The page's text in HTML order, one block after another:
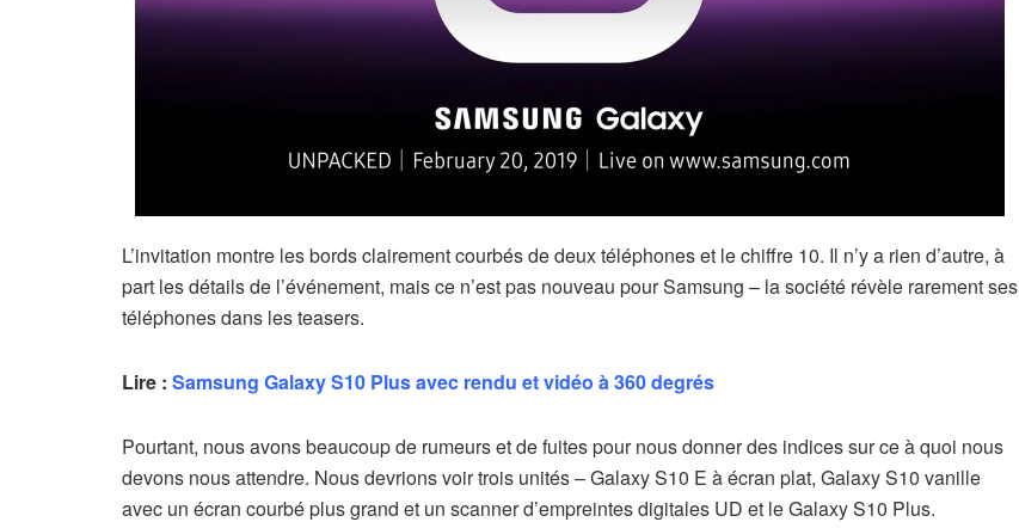
L’invitation montre les bords clairement courbés de deux téléphones et le chiffre 10. Il n’y a rien d’autre, à
part les détails de l’événement, mais ce n’est pas nouveau pour Samsung – la société révèle rarement ses
téléphones dans les teasers.
Lire : Samsung Galaxy S10 Plus avec rendu et vidéo à 360 degrés
Pourtant, nous avons beaucoup de rumeurs et de fuites pour nous donner des indices sur ce à quoi nous
devons nous attendre. Nous devrions voir trois unités – Galaxy S10 E à écran plat, Galaxy S10 vanille
avec un écran courbé plus grand et un scanner d’empreintes digitales UD et le Galaxy S10 Plus.